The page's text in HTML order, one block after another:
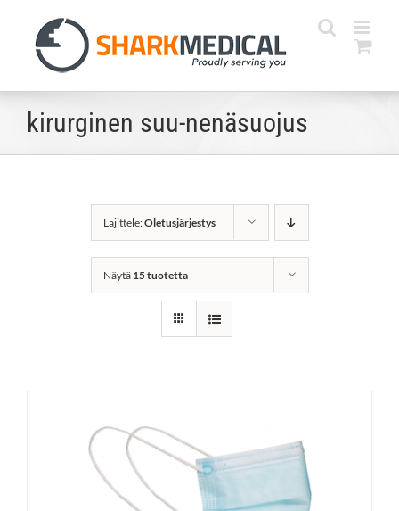
content
kirurginen suu-nenäsuojus
Lajittele:Oletusjärjestys
Näytä 15 tuotetta